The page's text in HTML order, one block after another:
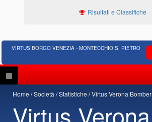
Risultati e Classifiche
VIRTUS BORGO VENEZIA - MONTECCHIO S. PIETRO
Home Società Statistiche Virtus Verona Bomber
Virtus Verona